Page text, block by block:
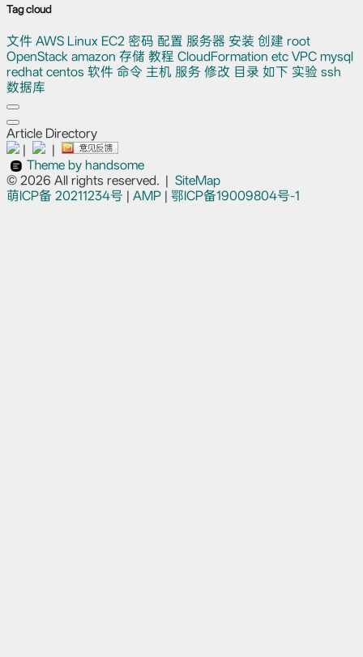
Tag cloud
文件 AWS Linux EC2 密码 配置 服务器 安装 创建 root
OpenStack amazon 存储 教程 CloudFormation etc VPC mysql
redhat centos 软件 命令 主机 服务 修改 目录 如下 实验 ssh
数据库
Article Directory
|
|
Theme by handsome
© 2026 All rights reserved. | SiteMap
萌ICP备 20211234号 | AMP | 鄂ICP备19009804号-1